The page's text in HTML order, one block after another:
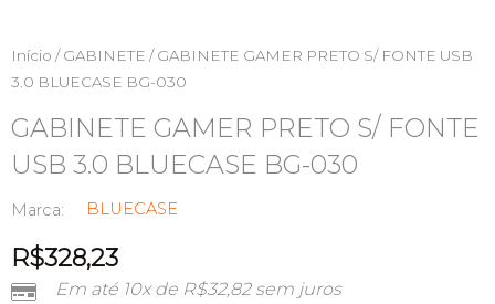
Início /GABINETE / GABINETE GAMER PRETO S/ FONTE USB
3.0 BLUECASE BG-030
GABINETE GAMER PRETO S/ FONTE
USB 3.0 BLUECASE BG-030
Marca: BLUECASE
R$328,23
Em até 10x de R$32,82sem juros